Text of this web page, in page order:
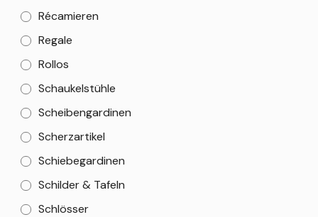
Récamieren
Regale
Rollos
Schaukelstühle
Scheibengardinen
Scherzartikel
Schiebegardinen
Schilder & Tafeln
Schlösser